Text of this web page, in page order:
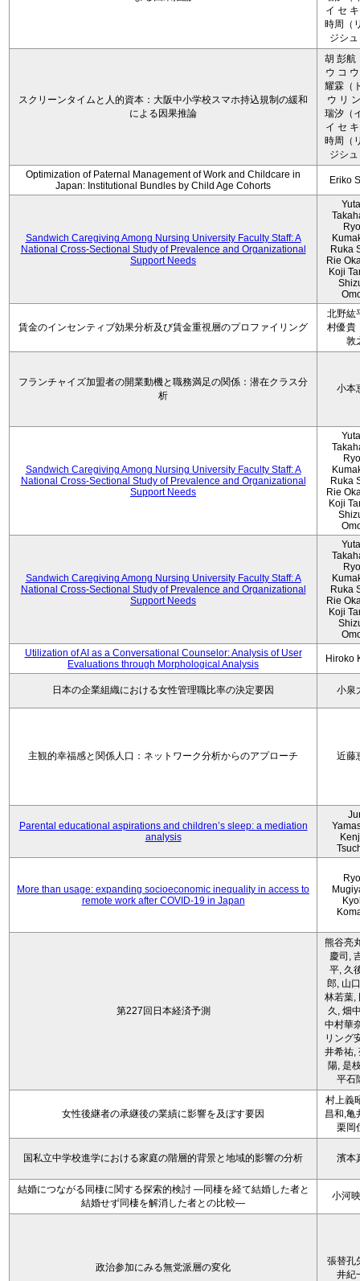
イ セ
時周（
ジシ
スクリーンタイムと人的資本：大阪中小学校スマホ持込規制の緩和
による因果推論
胡 彭航
ウ コ
耀霖（
ウ リ
瑞汐（
イ セ
時周（
ジシ
Optimization of Paternal Management of Work and Childcare in
Japan: Institutional Bundles by Child Age Cohorts
Eriko
Sandwich Caregiving Among Nursing University Faculty Staff: A
National Cross-Sectional Study of Prevalence and Organizational
Support Needs
Ruka
Rie
Koji
賃金のインセンティブ効果分析及び賃金重視層のプロファイリング
北野紘
村優貴
敦
フランチャイズ加盟者の開業動機と職務満足の関係：潜在クラス分
析
小本
Sandwich Caregiving Among Nursing University Faculty Staff: A
National Cross-Sectional Study of Prevalence and Organizational
Support Needs
Ruka
Rie
Koji
Sandwich Caregiving Among Nursing University Faculty Staff: A
National Cross-Sectional Study of Prevalence and Organizational
Support Needs
Ruka
Rie
Koji
Utilization of AI as a Conversational Counselor: Analysis of User
Evaluations through Morphological Analysis
Hiroko
日本の企業組織における女性管理職比率の決定要因 小泉
主観的幸福感と関係人口：ネットワーク分析からのアプローチ 近藤
Parental educational aspirations and children’s sleep: a mediation
analysis
More than usage: expanding socioeconomic inequality in access to
remote work after COVID-19 in Japan
第227回日本経済予測
熊谷亮
慶司,
平, 久
郎, 山
林若葉,
久, 畑
中村華
リング
井希祐,
陽, 是
平石
女性後継者の承継後の業績に影響を及ぼす要因
村上義
昌和,亀
栗岡
国私立中学校進学における家庭の階層的背景と地域的影響の分析 濱本
結婚につながる同棲に関する探索的検討 ―同棲を経て結婚した者と
結婚せず同棲を解消した者との比較―
小河
政治参加にみる無党派層の変化
張替孔
井紀